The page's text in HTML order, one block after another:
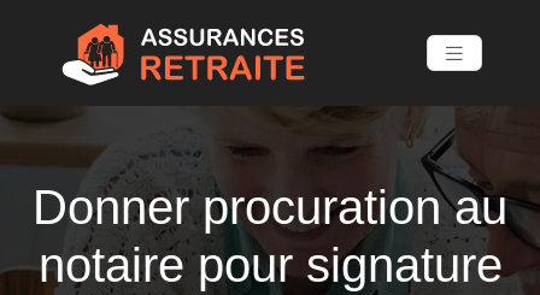
Donner procuration au
notaire pour signature